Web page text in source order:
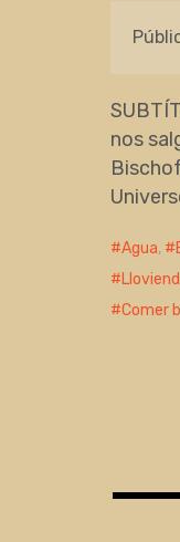
nos
Agua,
Comer